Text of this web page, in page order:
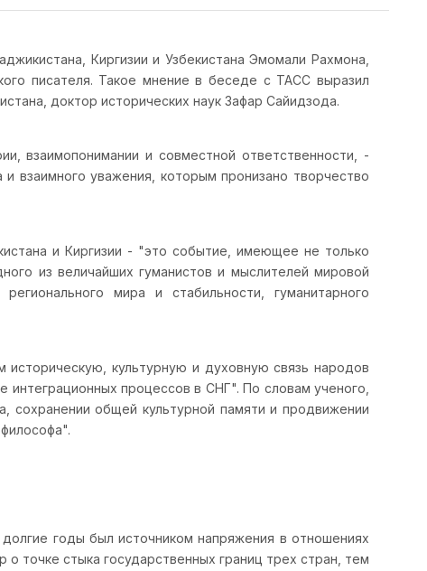
Киргизии и Узбекистана Эмомали Рахмона,
писателя. Такое мнение в беседе с ТАСС выразил
доктор исторических наук Зафар Сайидзода.
взаимопонимании и совместной ответственности, -
взаимного уважения, которым пронизано творчество
и Киргизии - "это событие, имеющее не только
из величайших гуманистов и мыслителей мировой
мира и стабильности, гуманитарного
культурную и духовную связь народов
процессов в СНГ". По словам ученого,
сохранении общей культурной памяти и продвижении
годы был источником напряжения в отношениях
точке стыка государственных границ трех стран, тем